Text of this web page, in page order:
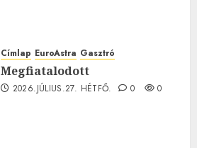
Címlap EuroAstra Gasztró
Megfiatalodott
2026.JÚLIUS.27. HÉTFŐ. 0 0